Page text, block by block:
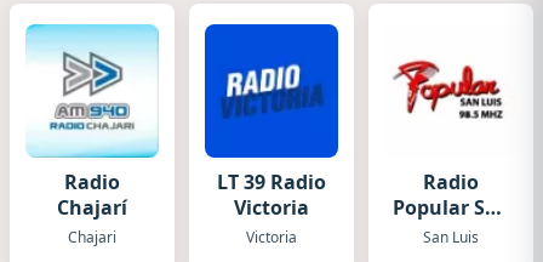
Radio
Chajarí
Chajari
LT 39 Radio
Victoria
Victoria
Radio
Popular San
Luis
San Luis